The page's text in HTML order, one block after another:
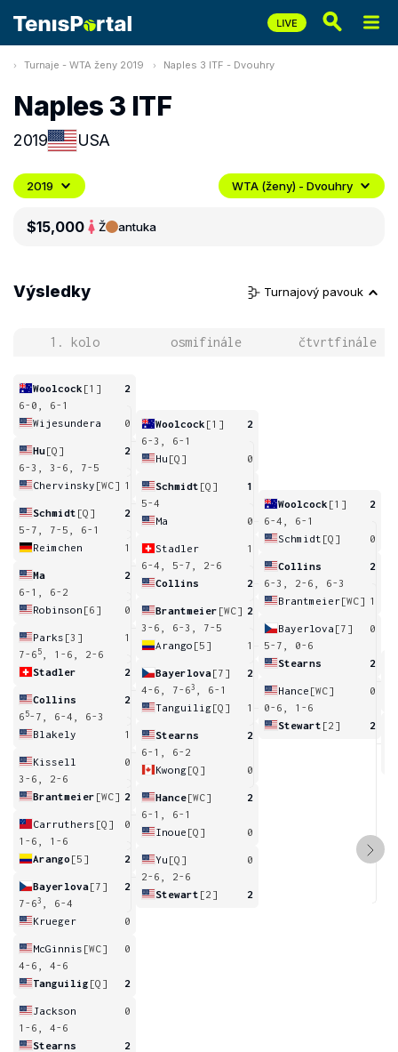
Turnaje - WTA ženy 2019 Naples 3 ITF - Dvouhry
Naples 3 ITF
2019 USA
2019 WTA (ženy) - Dvouhry
$15,000 Ž antuka
Výsledky Turnajový pavouk
1. kolo osmifinále čtvrtfinále
Woolcock [1]
2
6-0, 6-1
Wijesundera
0
Hu[Q]
2
6-3, 3-6, 7-5
Chervinsky [WC] 1
Schmidt [Q]
2
5-7, 7-5, 6-1
Reimchen
1
Ma
2
6-1, 6-2
Robinson [6] 0
Parks [3]
1
7-6 5
, 1-6, 2-6
Stadler
2
Collins
2
6 5-7, 6-4, 6-3
Blakely
1
Kissell
0
3-6, 2-6
Brantmeier [WC] 2
Carruthers [Q]
0
1-6, 1-6
Arango [5] 2
Bayerlova[7]
2
7-63
, 6-4
Krueger
0
McGinnis [WC]
0
4-6, 4-6
Tanguilig [Q] 2
Jackson
0
1-6, 4-6
Stearns
2
Woolcock [1]
2
6-3, 6-1
Hu [Q] 0
Schmidt [Q]
1
5-4
Ma
0
Stadler
1
6-4, 5-7, 2-6
Collins
2
Brantmeier [WC] 2
3-6, 6-3, 7-5
Arango [5] 1
Bayerlova[7]
2
4-6, 7-63
, 6-1
Tanguilig[Q] 1
Stearns
2
6-1, 6-2
Kwong[Q] 0
Hance[WC]
2
6-1, 6-1
Inoue [Q] 0
Yu [Q]
0
2-6, 2-6
Stewart [2] 2
Woolcock [1]
2
6-4, 6-1
Schmidt [Q] 0
Collins
2
6-3, 2-6, 6-3
Brantmeier[WC] 1
Bayerlova [7]
0
5-7, 0-6
Stearns
2
Hance [WC]
0
0-6, 1-6
Stewart [2] 2